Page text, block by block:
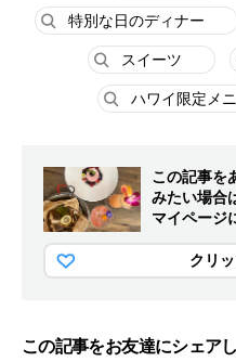
特別な日のディナー
スイーツ
ハワイ限定メ
この記事を
みたい場合
マイページ
クリ
この記事をお友達にシェア